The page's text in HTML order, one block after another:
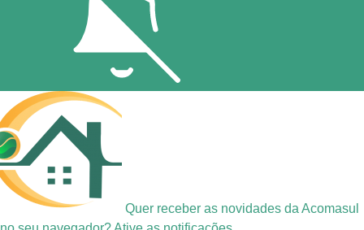
Quer receber as novidades da Acomasul